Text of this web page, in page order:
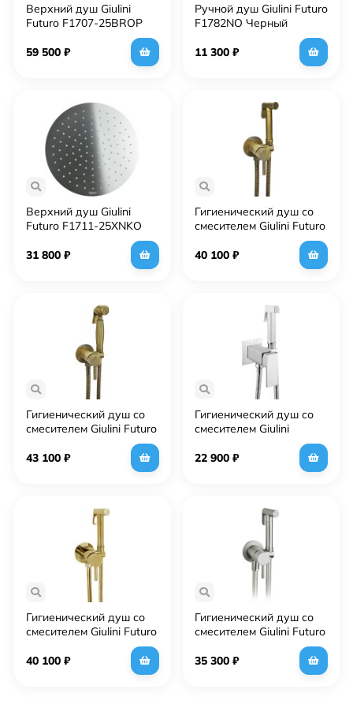
Верхний душ Giulini
Futuro F1707-25BROP
59 500 ₽
Ручной душ Giulini Futuro
F1782NO Черный
11 300 ₽
Верхний душ Giulini
Futuro F1711-25XNKO
31 800 ₽
Гигиенический душ со
смесителем Giulini Futuro
40 100 ₽
Гигиенический душ со
смесителем Giulini Futuro
FSH25/1531BR Бронза
43 100 ₽
Гигиенический душ со
смесителем Giulini
Pablolux FSH20/P Хром
22 900 ₽
Гигиенический душ со
смесителем Giulini Futuro
FSH25DOR Золото 24
карата
40 100 ₽
Гигиенический душ со
смесителем Giulini Futuro
матовый
35 300 ₽